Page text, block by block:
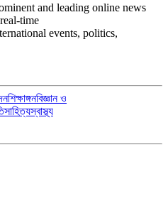
and leading online news
time
events, politics,
শিক্ষাঙ্গনবিজ্ঞান ও
সাহিত্যস্বাস্থ্য